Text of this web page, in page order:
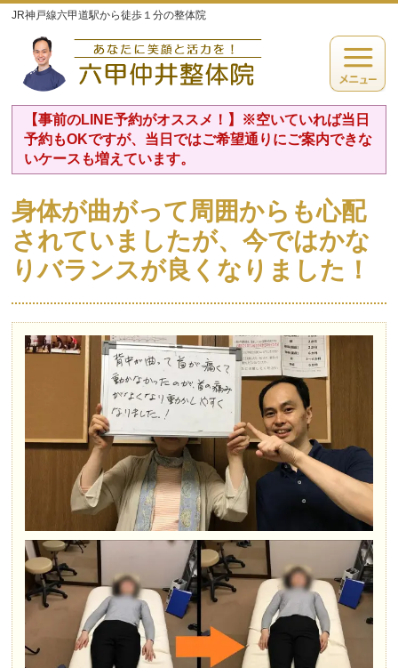
JR神戸線六甲道駅から徒歩１分の整体院
【事前のLINE予約がオススメ！】※空いていれば当日
予約もOKですが、当日ではご希望通りにご案内できな
いケースも増えています。
身体が曲がって周囲からも心配
されていましたが、今ではかな
りバランスが良くなりました！